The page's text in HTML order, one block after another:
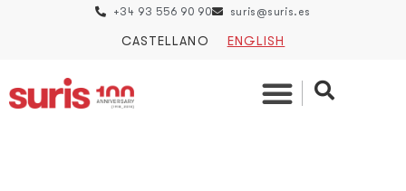
+34 93 556 90 90 suris@suris.es
CASTELLANO ENGLISH